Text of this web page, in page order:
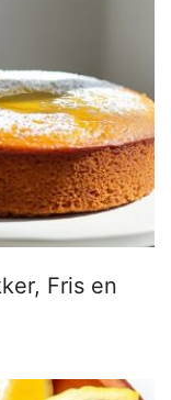
Fris en